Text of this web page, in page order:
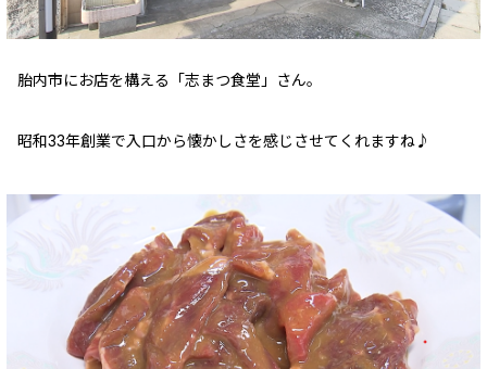
胎内市にお店を構える「志まつ食堂」さん。
昭和33年創業で入口から懐かしさを感じさせてくれますね♪